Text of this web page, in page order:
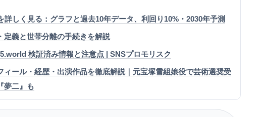
詳しく見る：グラフと過去10年データ、利回り10%・2030年予測
定義と世帯分離の手続きを解説
検証済み情報と注意点 | SNSプロモリスク
ィール・経歴・出演作品を徹底解説｜元宝塚雪組娘役で芸術選奨受
夢二』も